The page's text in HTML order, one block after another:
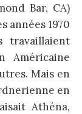
Bar, CA)
années 1970
travaillaient
Américaine
Mais en
en
Athéna,